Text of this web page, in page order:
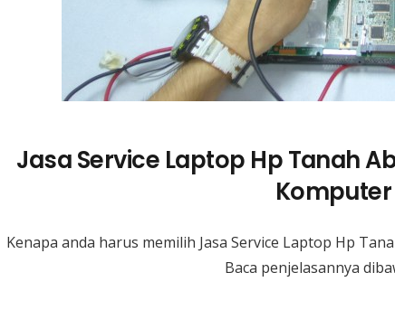
Jasa Service Laptop Hp Tanah
Komputer
Kenapa anda harus memilih Jasa Service Laptop Hp
Baca penjelasannya